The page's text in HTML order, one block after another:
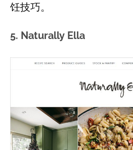
饪技巧。
5. Naturally Ella